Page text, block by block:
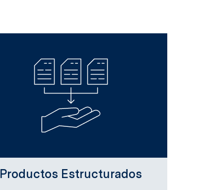
Productos Estructurados